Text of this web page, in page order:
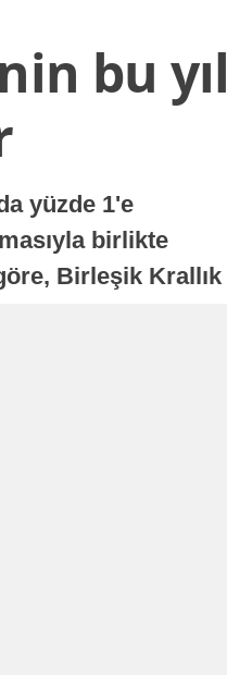
bu yıl
yüzde 1'e
birlikte
Birleşik Krallık